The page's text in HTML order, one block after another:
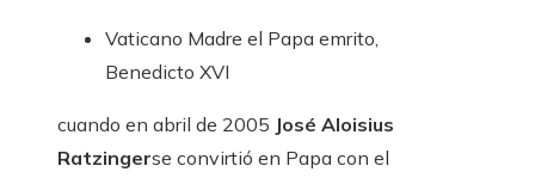
Vaticano Madre el Papa emrito,
Benedicto XVI
cuando en abril de 2005 José Aloisius
Ratzingerse convirtió en Papa con el